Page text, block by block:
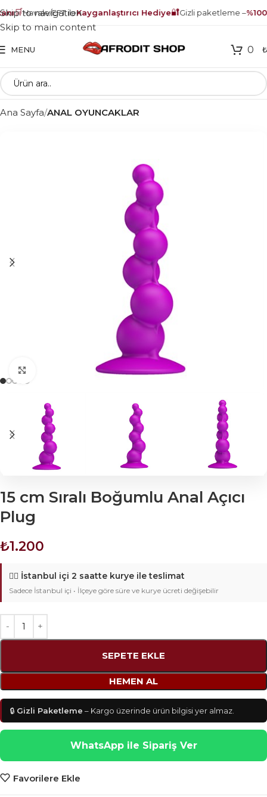
🛒Havale/EFT ileKayganlaştırıcı Hediye🔐Gizli paketleme –%100
Skip to navigation
Skip to main content
MENU 0 ₺
Ana Sayfa ANAL OYUNCAKLAR
Click to enlarge
15 cm Sıralı Boğumlu Anal Açıcı
Plug
₺1.200
🚴‍♂️ İstanbul içi 2 saatte kurye ile teslimat
Sadece İstanbul içi • İlçeye göre süre ve kurye ücreti değişebilir
SEPETE EKLE
HEMEN AL
🔒 Gizli Paketleme – Kargo üzerinde ürün bilgisi yer almaz.
WhatsApp ile Sipariş Ver
Favorilere Ekle